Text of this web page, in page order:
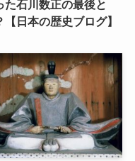
た石川数正の最後と
【日本の歴史ブログ】